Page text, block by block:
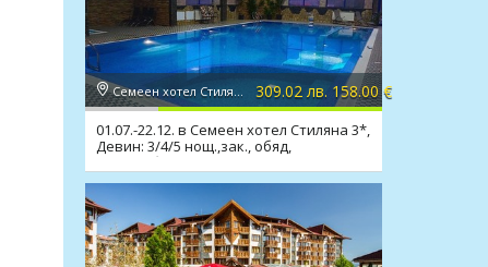
Семеен хотел Стиляна 3*, Девин 309.02 лв. 158.00 €
01.07.-22.12. в Семеен хотел Стиляна 3*,
Девин: 3/4/5 нощ.,зак., обяд,
вечеря,басейн,сауна